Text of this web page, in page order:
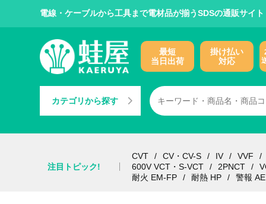
電線・ケーブルから工具まで電材品が揃うSDSの通販サイト
最短
当日出荷
掛け払い
対応
カテゴリから探す
注目トピック!
CVT CV・CV-S IV
VVF
600V VCT・S-VCT
2PNCT
耐火 EM-FP
耐熱 HP 警報 AE